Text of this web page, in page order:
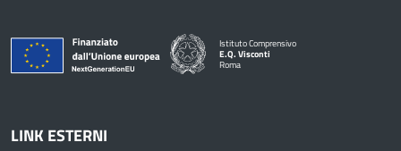
Istituto Comprensivo
E.Q. Visconti
Roma
LINK ESTERNI